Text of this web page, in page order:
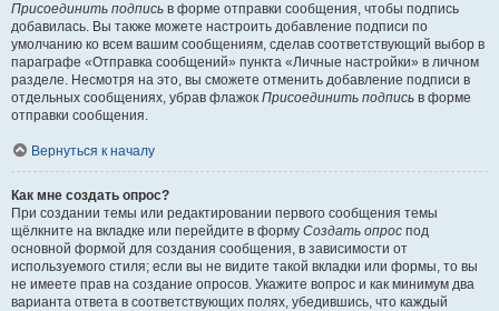
Присоединить подпись в форме отправки сообщения, чтобы подпись
добавилась. Вы также можете настроить добавление подписи по
умолчанию ко всем вашим сообщениям, сделав соответствующий выбор в
параграфе «Отправка сообщений» пункта «Личные настройки» в личном
разделе. Несмотря на это, вы сможете отменить добавление подписи в
отдельных сообщениях, убрав флажок Присоединить подпись в форме
отправки сообщения.
Вернуться к началу
Как мне создать опрос?
При создании темы или редактировании первого сообщения темы
щёлкните на вкладке или перейдите в форму Создать опрос под
основной формой для создания сообщения, в зависимости от
используемого стиля; если вы не видите такой вкладки или формы, то вы
не имеете прав на создание опросов. Укажите вопрос и как минимум два
варианта ответа в соответствующих полях, убедившись, что каждый